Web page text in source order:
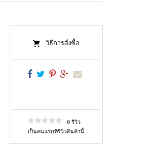
วิธีการสั่งซื้อ
0 รีวิว
เป็นคนแรกที่รีวิวสินค้านี้